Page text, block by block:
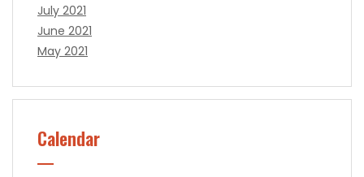
July 2021
June 2021
May 2021
Calendar